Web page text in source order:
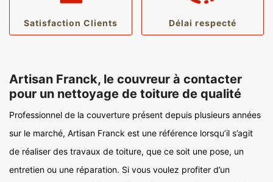
Satisfaction Clients Délai respecté
Artisan Franck, le couvreur à contacter
pour un nettoyage de toiture de qualité
Professionnel de la couverture présent depuis plusieurs années
sur le marché, Artisan Franck est une référence lorsqu’il s’agit
de réaliser des travaux de toiture, que ce soit une pose, un
entretien ou une réparation. Si vous voulez profiter d’un